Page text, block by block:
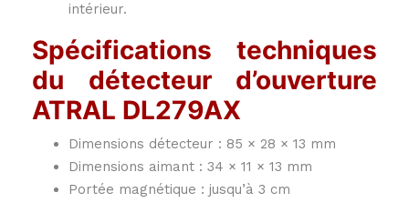
intérieur.
Spécifications techniques
du détecteur d’ouverture
ATRAL DL279AX
Dimensions détecteur : 85 × 28 × 13 mm
Dimensions aimant : 34 × 11 × 13 mm
Portée magnétique : jusqu’à 3 cm